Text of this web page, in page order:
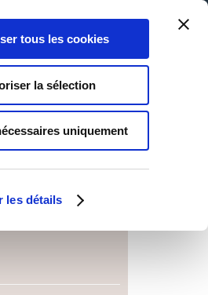
les détails
tous les cookies
la sélection
uniquement
0
Panier
0
Ma liste